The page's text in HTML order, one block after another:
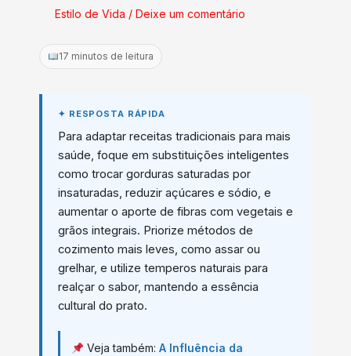
Estilo de Vida / Deixe um comentário
17 minutos de leitura
Para adaptar receitas tradicionais para mais
saúde, foque em substituições inteligentes
como trocar gorduras saturadas por
insaturadas, reduzir açúcares e sódio, e
aumentar o aporte de fibras com vegetais e
grãos integrais. Priorize métodos de
cozimento mais leves, como assar ou
grelhar, e utilize temperos naturais para
realçar o sabor, mantendo a essência
cultural do prato.
Veja também: A Influência da